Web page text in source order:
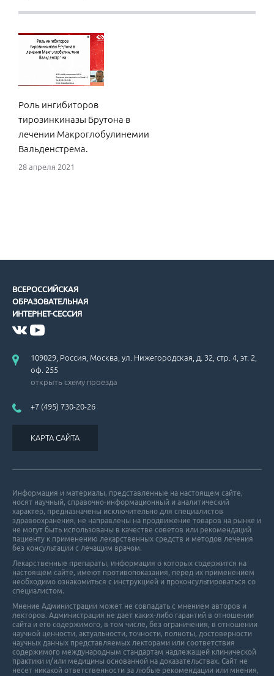
Роль ингибиторов
тирозинкиназы Брутона в
лечении Макроглобулинемии
Вальденстрема.
28 апреля 2021
ВСЕРОССИЙСКАЯ
ОБРАЗОВАТЕЛЬНАЯ
ИНТЕРНЕТ-СЕССИЯ
109029, Россия, Москва, ул. Нижегородская, д. 32, стр. 4, эт. 2,
оф. 255
открыть схему проезда
+7 (495) 730-20-26
КАРТА САЙТА
Информация и материалы, представленные на настоящем сайте,
носят научный, справочно-информационный и аналитический
характер, предназначены исключительно для специалистов
здравоохранения, не направлены на продвижение товаров на рынке и
не могут быть использованы в качестве советов или рекомендаций
пациенту к применению лекарственных средств и методов лечения
без консультации с лечащим врачом.
Лекарственные препараты, информация о которых содержится на
настоящем сайте, имеют противопоказания, перед их применением
необходимо ознакомиться с инструкцией и проконсультироваться со
специалистом.
Мнение Администрации может не совпадать с мнением авторов и
лекторов. Администрация не дает каких-либо гарантий в отношении
cайта и его cодержимого, в том числе, без ограничения, в отношении
научной ценности, актуальности, точности, полноты, достоверности
научных данных представляемых лекторами или соответствия
содержимого международным стандартам надлежащей клинической
практики и/или медицины основанной на доказательствах. Сайт не
несет никакой ответственности за любые рекомендации или мнения,